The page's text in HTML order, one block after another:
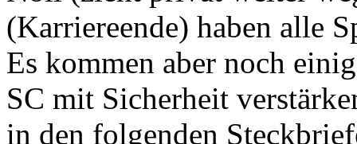
(Karriereende) haben alle
Es kommen aber noch
SC mit Sicherheit
in den folgenden